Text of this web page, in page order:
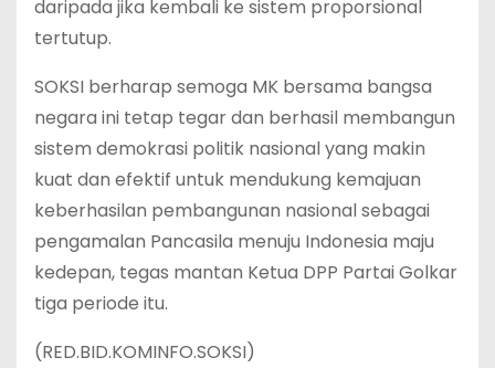
daripada jika kembali ke sistem proporsional
tertutup.
SOKSI berharap semoga MK bersama bangsa
negara ini tetap tegar dan berhasil membangun
sistem demokrasi politik nasional yang makin
kuat dan efektif untuk mendukung kemajuan
keberhasilan pembangunan nasional sebagai
pengamalan Pancasila menuju Indonesia maju
kedepan, tegas mantan Ketua DPP Partai Golkar
tiga periode itu.
(RED.BID.KOMINFO.SOKSI)